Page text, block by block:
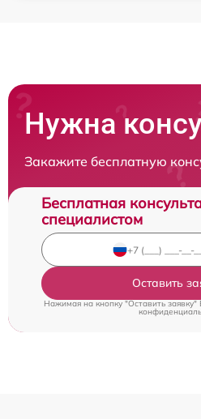
Нужна
Закажите бесплатную
Бесплатная
специалистом
Оставить
Нажимая на кнопку "Оставить заявку"